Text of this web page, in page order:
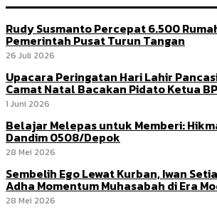
Rudy Susmanto Percepat 6.500
Pemerintah Pusat Turun Tangan
26 Juli 2026
Upacara Peringatan Hari Lahir
Camat Natal Bacakan Pidato Ketua
1 Juni 2026
Belajar Melepas untuk Memberi:
Dandim 0508/Depok
28 Mei 2026
Sembelih Ego Lewat Kurban, Iwan
Adha Momentum Muhasabah di Era
28 Mei 2026